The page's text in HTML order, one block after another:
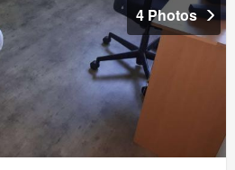
4 Photos